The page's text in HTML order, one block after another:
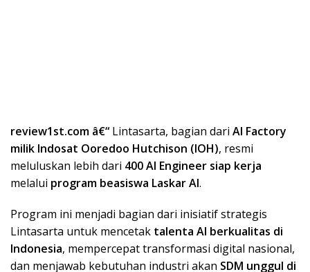
review1st.com â€“ Lintasarta, bagian dari AI Factory
milik Indosat Ooredoo Hutchison (IOH), resmi
meluluskan lebih dari 400 AI Engineer siap kerja
melalui program beasiswa Laskar AI.
Program ini menjadi bagian dari inisiatif strategis
Lintasarta untuk mencetak talenta AI berkualitas di
Indonesia, mempercepat transformasi digital nasional,
dan menjawab kebutuhan industri akan SDM unggul di